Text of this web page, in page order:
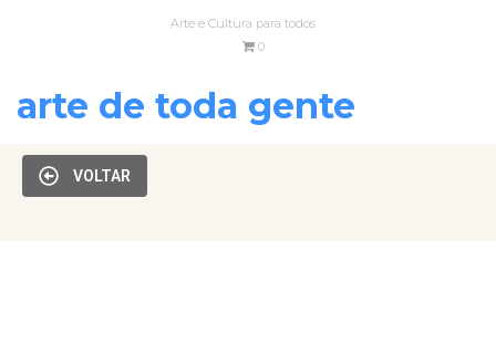
Arte e Cultura para todos
0
arte de toda gente
VOLTAR